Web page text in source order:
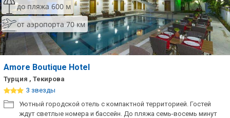
до пляжа 600 м
от аэропорта 70 км
Amore Boutique Hotel
Турция , Текирова
3 звезды
Уютный городской отель с компактной территорией. Гостей
ждут светлые номера и бассейн. До пляжа семь-восемь минут
Сетевые отели Таиланда
Сетевые отели Шри Ланки
Сетевые отели Вьетнама
Сетевые отели Мальдив